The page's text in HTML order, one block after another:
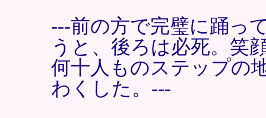
---前の方で完璧に踊っ
うと、後ろは必死。笑
何十人ものステップの
わくした。---